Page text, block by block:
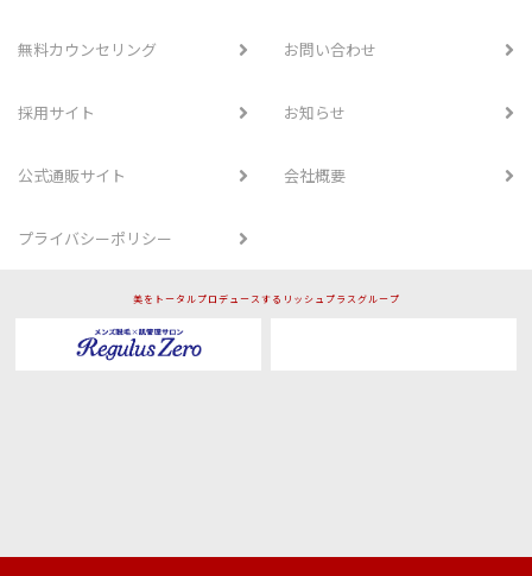
無料カウンセリング お問い合わせ
採用サイト お知らせ
公式通販サイト 会社概要
プライバシーポリシー
美をトータルプロデュースするリッシュプラスグループ